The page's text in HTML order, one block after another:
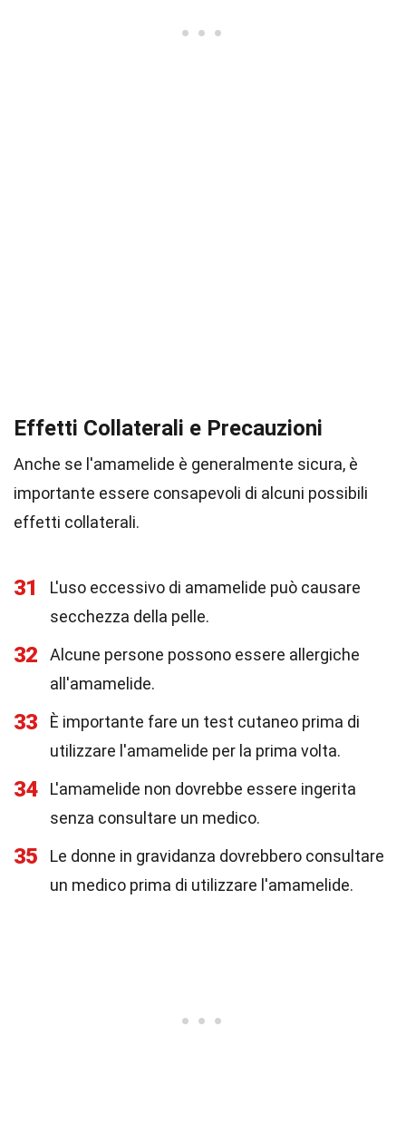
Effetti Collaterali e Precauzioni
Anche se l'amamelide è generalmente sicura, è
importante essere consapevoli di alcuni possibili
effetti collaterali.
31
L'uso eccessivo di amamelide può causare
secchezza della pelle.
32
Alcune persone possono essere allergiche
all'amamelide.
33
È importante fare un test cutaneo prima di
utilizzare l'amamelide per la prima volta.
34
L'amamelide non dovrebbe essere ingerita
senza consultare un medico.
35
Le donne in gravidanza dovrebbero consultare
un medico prima di utilizzare l'amamelide.